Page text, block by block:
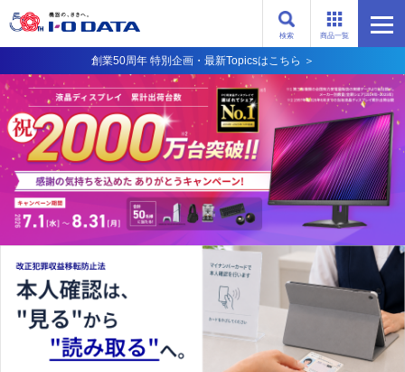
商品一覧
検索
創業50周年 特別企画・最新Topicsはこちら ＞